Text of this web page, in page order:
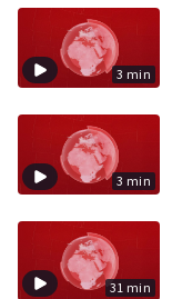
3 min
3 min
31 min